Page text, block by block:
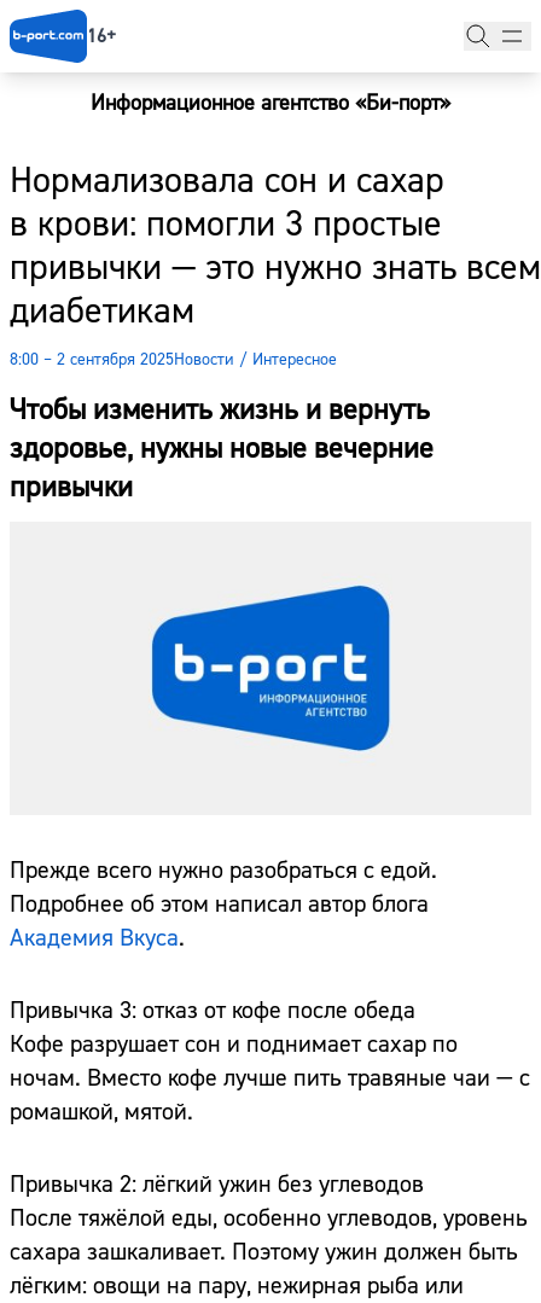
16+
Информационное агентство «Би-порт»
Нормализовала сон и сахар
в крови: помогли 3 простые
привычки — это нужно знать всем
диабетикам
8:00 – 2 сентября 2025Новости / Интересное
Чтобы изменить жизнь и вернуть
здоровье, нужны новые вечерние
привычки
Прежде всего нужно разобраться с едой.
Подробнее об этом написал автор блога
Академия Вкуса.
Привычка 3: отказ от кофе после обеда
Кофе разрушает сон и поднимает сахар по
ночам. Вместо кофе лучше пить травяные чаи — с
ромашкой, мятой.
Привычка 2: лёгкий ужин без углеводов
После тяжёлой еды, особенно углеводов, уровень
сахара зашкаливает. Поэтому ужин должен быть
лёгким: овощи на пару, нежирная рыба или
Новости
Наши гости
Фоторепортажи
Погода
Курсы валют